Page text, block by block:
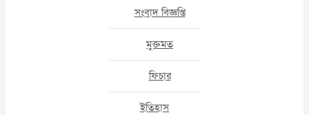
সংবাদ বিজ্ঞপ্তি
মুক্তমত
ফিচার
ইতিহাস